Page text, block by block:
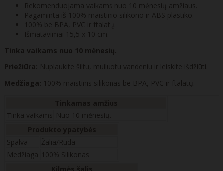
Rekomenduojama vaikams nuo 10 mėnesių amžiaus.
Pagaminta iš 100% maistinio silikono ir ABS plastiko.
100% be BPA, PVC ir ftalatų.
Išmatavimai 15,5 x 10 cm.
Tinka vaikams nuo 10 mėnesių.
Priežiūra: Nuplaukite šiltu, muiluotu vandeniu ir leiskite išdžiūti.
Medžiaga: 100% maistinis silikonas be BPA, PVC ir ftalatų.
Tinka vaikams Nuo 10 mėnesių.
Spalva
Žalia/Ruda
Medžiaga 100% Silikonas